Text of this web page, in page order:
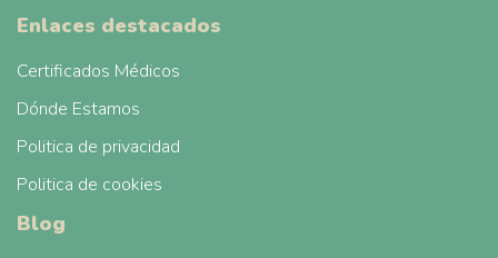
Enlaces destacados
Certificados Médicos
Dónde Estamos
Politica de privacidad
Politica de cookies
Blog